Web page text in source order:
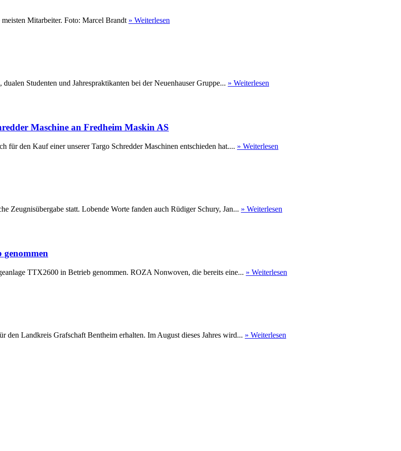
Mitarbeiter. Foto: Marcel Brandt » Weiterlesen
Studenten und Jahrespraktikanten bei der Neuenhauser Gruppe... » Weiterlesen
Maschine an Fredheim Maskin AS
für den Kauf einer unserer Targo Schredder Maschinen entschieden hat.... » Weiterlesen
Zeugnisübergabe statt. Lobende Worte fanden auch Rüdiger Schury, Jan... » Weiterlesen
genommen
TTX2600 in Betrieb genommen. ROZA Nonwoven, die bereits eine... » Weiterlesen
Landkreis Grafschaft Bentheim erhalten. Im August dieses Jahres wird... » Weiterlesen